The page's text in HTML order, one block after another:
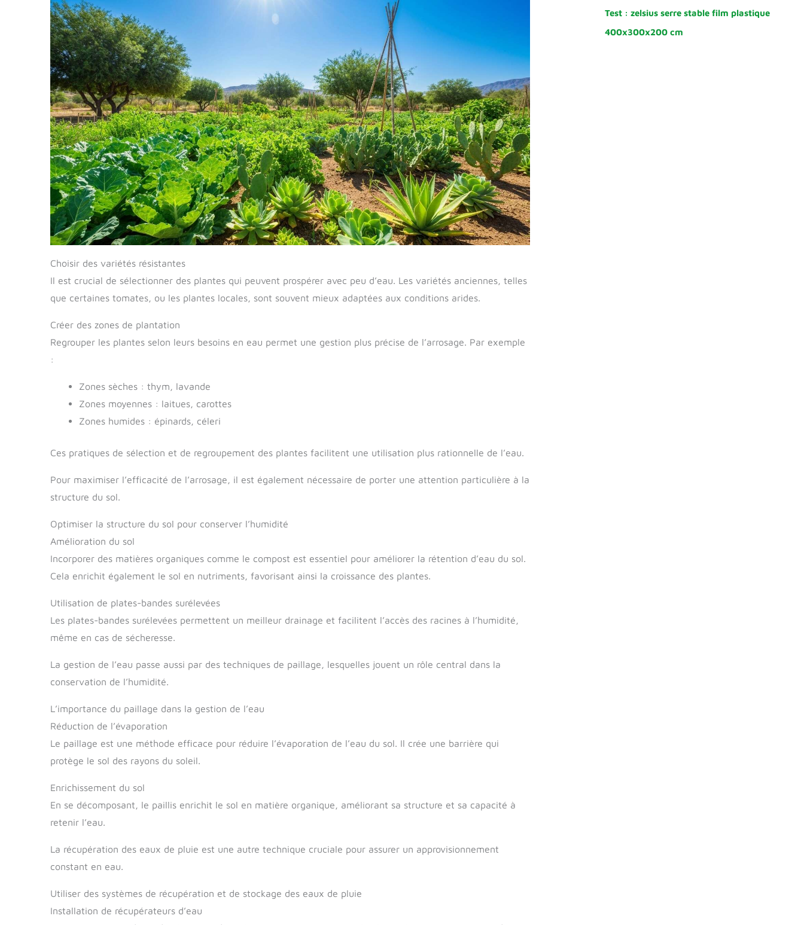
Choisir des variétés résistantes
Il est crucial de sélectionner des plantes qui peuvent prospérer avec peu d’eau. Les variétés anciennes, telles
que certaines tomates, ou les plantes locales, sont souvent mieux adaptées aux conditions arides.
Créer des zones de plantation
Regrouper les plantes selon leurs besoins en eau permet une gestion plus précise de l’arrosage. Par exemple
:
Zones sèches : thym, lavande
Zones moyennes : laitues, carottes
Zones humides : épinards, céleri
Ces pratiques de sélection et de regroupement des plantes facilitent une utilisation plus rationnelle de l’eau.
Pour maximiser l’efficacité de l’arrosage, il est également nécessaire de porter une attention particulière à la
structure du sol.
Optimiser la structure du sol pour conserver l’humidité
Amélioration du sol
Incorporer des matières organiques comme le compost est essentiel pour améliorer la rétention d’eau du sol.
Cela enrichit également le sol en nutriments, favorisant ainsi la croissance des plantes.
Utilisation de plates-bandes surélevées
Les plates-bandes surélevées permettent un meilleur drainage et facilitent l’accès des racines à l’humidité,
même en cas de sécheresse.
La gestion de l’eau passe aussi par des techniques de paillage, lesquelles jouent un rôle central dans la
conservation de l’humidité.
L’importance du paillage dans la gestion de l’eau
Réduction de l’évaporation
Le paillage est une méthode efficace pour réduire l’évaporation de l’eau du sol. Il crée une barrière qui
protège le sol des rayons du soleil.
Enrichissement du sol
En se décomposant, le paillis enrichit le sol en matière organique, améliorant sa structure et sa capacité à
retenir l’eau.
La récupération des eaux de pluie est une autre technique cruciale pour assurer un approvisionnement
constant en eau.
Utiliser des systèmes de récupération et de stockage des eaux de pluie
Installation de récupérateurs d’eau
Test : zelsius serre stable film plastique
400x300x200 cm